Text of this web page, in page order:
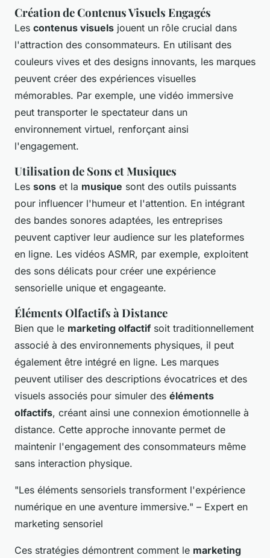
Création de Contenus Visuels Engagés
Les contenus visuels jouent un rôle crucial dans
l'attraction des consommateurs. En utilisant des
couleurs vives et des designs innovants, les marques
peuvent créer des expériences visuelles
mémorables. Par exemple, une vidéo immersive
peut transporter le spectateur dans un
environnement virtuel, renforçant ainsi
l'engagement.
Utilisation de Sons et Musiques
Les sons et la musique sont des outils puissants
pour influencer l'humeur et l'attention. En intégrant
des bandes sonores adaptées, les entreprises
peuvent captiver leur audience sur les plateformes
en ligne. Les vidéos ASMR, par exemple, exploitent
des sons délicats pour créer une expérience
sensorielle unique et engageante.
Éléments Olfactifs à Distance
Bien que le marketing olfactif soit traditionnellement
associé à des environnements physiques, il peut
également être intégré en ligne. Les marques
peuvent utiliser des descriptions évocatrices et des
visuels associés pour simuler des éléments
olfactifs, créant ainsi une connexion émotionnelle à
distance. Cette approche innovante permet de
maintenir l'engagement des consommateurs même
sans interaction physique.
"Les éléments sensoriels transforment l'expérience
numérique en une aventure immersive." – Expert en
marketing sensoriel
Ces stratégies démontrent comment le marketing